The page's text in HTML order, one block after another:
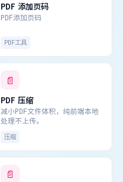
PDF 添加页码
PDF添加页码
PDF工具
📄
PDF 压缩
减小PDF文件体积，纯前端本地
处理不上传。
压缩
📄